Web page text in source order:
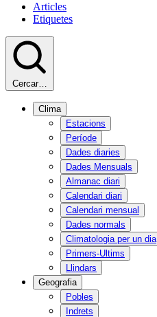
Articles
Etiquetes
Cercar…
Clima
Estacions
Període
Dades diaries
Dades Mensuals
Almanac diari
Calendari diari
Calendari mensual
Dades normals
Climatologia per un dia
Primers-Ultims
Llindars
Geografia
Pobles
Indrets